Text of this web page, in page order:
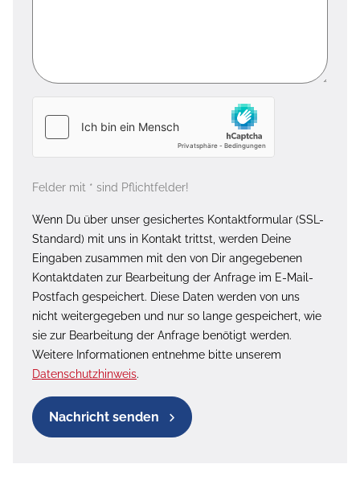
Felder mit * sind Pflichtfelder!
Wenn Du über unser gesichertes Kontaktformular (SSL-
Standard) mit uns in Kontakt trittst, werden Deine
Eingaben zusammen mit den von Dir angegebenen
Kontaktdaten zur Bearbeitung der Anfrage im E-Mail-
Postfach gespeichert. Diese Daten werden von uns
nicht weitergegeben und nur so lange gespeichert, wie
sie zur Bearbeitung der Anfrage benötigt werden.
Weitere Informationen entnehme bitte unserem
Datenschutzhinweis.
Nachricht senden